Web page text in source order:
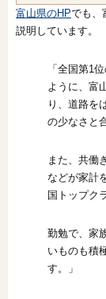
富山県のHPでも、
説明しています。
「全国第1
ように、富
り、道路を
の少なさと
また、共働
などが家計
国トップク
勤勉で、家
いものも積
す。」